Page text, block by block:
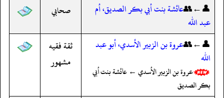
👤←👥عائشة بنت أبي بكر الصديق، أم
عبد الله
صحابي
👤←👥عروة بن الزبير الأسدي، أبو عبد
الله
عروة بن الزبير الأسدي ← عائشة بنت أبي
بكر الصديق
ثقة فقيه
مشهور